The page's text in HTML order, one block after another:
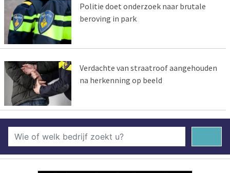
Politie doet onderzoek naar brutale
beroving in park
Verdachte van straatroof aangehouden
na herkenning op beeld